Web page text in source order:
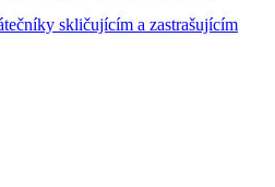
skličujícím a zastrašujícím